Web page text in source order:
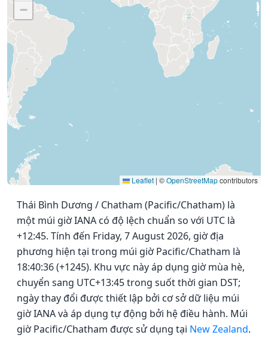
−
Leaflet | ©OpenStreetMapcontributors
Thái Bình Dương / Chatham (Pacific/Chatham) là
một múi giờ IANA có độ lệch chuẩn so với UTC là
+12:45. Tính đến Friday, 7 August 2026, giờ địa
phương hiện tại trong múi giờ Pacific/Chatham là
18:40:36 (+1245). Khu vực này áp dụng giờ mùa hè,
chuyển sang UTC+13:45 trong suốt thời gian DST;
ngày thay đổi được thiết lập bởi cơ sở dữ liệu múi
giờ IANA và áp dụng tự động bởi hệ điều hành. Múi
giờ Pacific/Chatham được sử dụng tại New Zealand.